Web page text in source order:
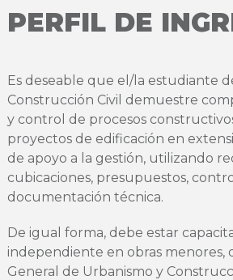
PERFIL DE
Es deseable que el/la estudiante
Construcción Civil demuestre
y control de procesos
proyectos de edificación en
de apoyo a la gestión, utilizando
cubicaciones, presupuestos,
documentación técnica.
De igual forma, debe estar
independiente en obras menores,
General de Urbanismo y